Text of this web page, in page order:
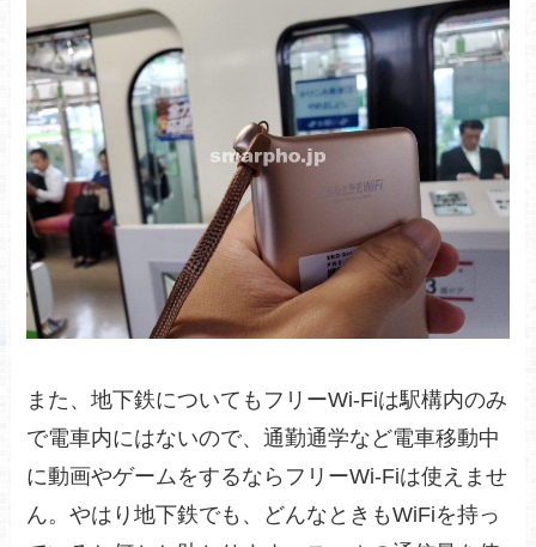
また、地下鉄についてもフリーWi-Fiは駅構内のみ
で電車内にはないので、通勤通学など電車移動中
に動画やゲームをするならフリーWi-Fiは使えませ
ん。やはり地下鉄でも、どんなときもWiFiを持っ